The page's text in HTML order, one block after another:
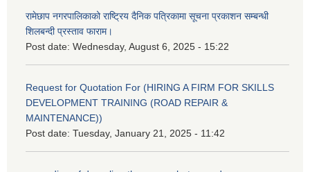
रामेछाप नगरपालिकाको राष्ट्रिय दैनिक पत्रिकामा सूचना प्रकाशन सम्बन्धी
शिलबन्दी प्रस्ताव फाराम।
Post date: Wednesday, August 6, 2025 - 15:22
Request for Quotation For (HIRING A FIRM FOR SKILLS
DEVELOPMENT TRAINING (ROAD REPAIR &
MAINTENANCE))
Post date: Tuesday, January 21, 2025 - 11:42